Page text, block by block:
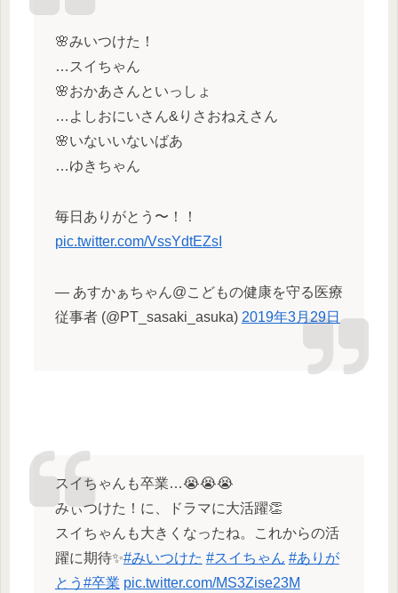
🌸みいつけた！
…スイちゃん
🌸おかあさんといっしょ
…よしおにいさん&りさおねえさん
🌸いないいないばあ
…ゆきちゃん
毎日ありがとう〜！！
pic.twitter.com/VssYdtEZsI
— あすかぁちゃん@こどもの健康を守る医療
従事者 (@PT_sasaki_asuka) 2019年3月29日
スイちゃんも卒業…😭😭😭
みぃつけた！に、ドラマに大活躍👏
スイちゃんも大きくなったね。これからの活
躍に期待✨#みいつけた #スイちゃん #ありが
とう #卒業 pic.twitter.com/MS3Zise23M